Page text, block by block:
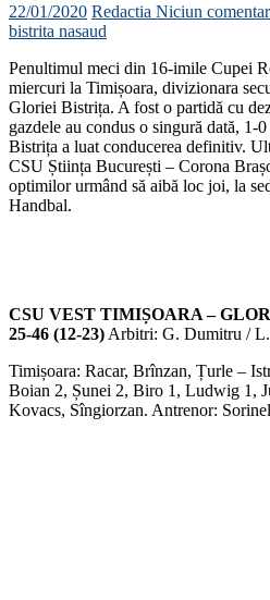
22/01/2020 Redactia Niciun
bistrita nasaud
Penultimul meci din 16-imile Cupei
miercuri la Timișoara, divizionara
Gloriei Bistrița. A fost o partidă cu
gazdele au condus o singură dată, 1-
Bistrița a luat conducerea definitiv.
CSU Știința București – Corona
optimilor urmând să aibă loc joi, la
Handbal.
CSU VEST TIMIȘOARA –
25-46 (12-23) Arbitri: G. Dumitru / L.
Timișoara: Racar, Brînzan, Țurle –
Boian 2, Șunei 2, Biro 1, Ludwig 1,
Kovacs, Sîngiorzan. Antrenor: